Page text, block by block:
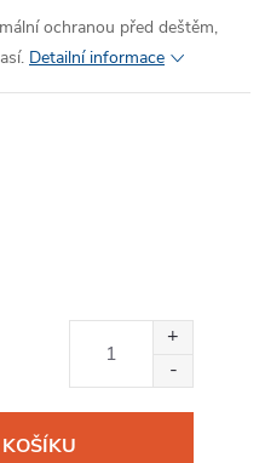
ochranou před deštěm,
Detailní informace